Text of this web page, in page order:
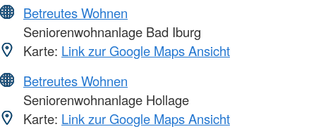
Betreutes Wohnen
Seniorenwohnanlage Bad Iburg
Karte: Link zur Google Maps Ansicht
Betreutes Wohnen
Seniorenwohnanlage Hollage
Karte: Link zur Google Maps Ansicht